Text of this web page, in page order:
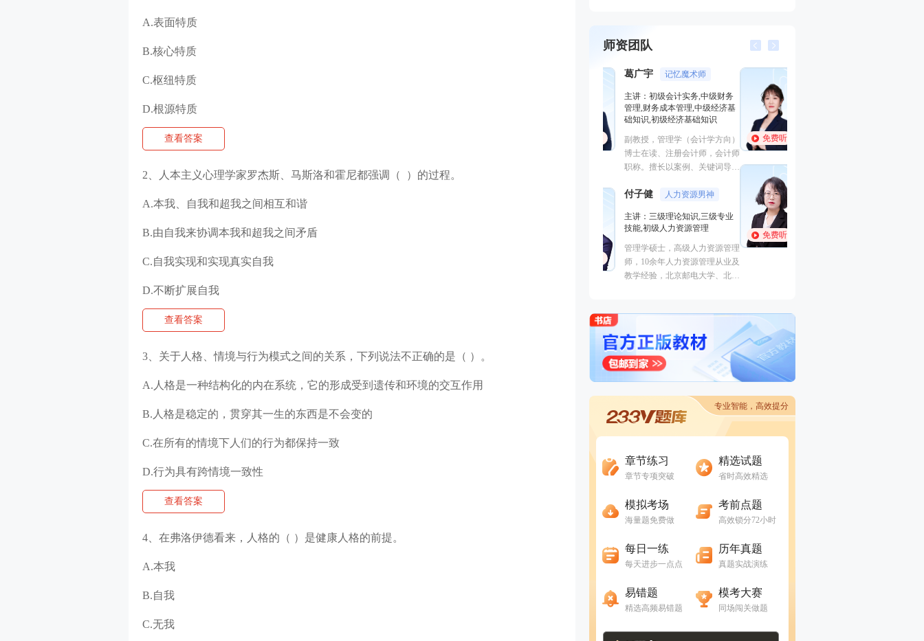
A.表面特质
B.核心特质
C.枢纽特质
D.根源特质
查看答案
2、人本主义心理学家罗杰斯、马斯洛和霍尼都强调（ ）的过程。
A.本我、自我和超我之间相互和谐
B.由自我来协调本我和超我之间矛盾
C.自我实现和实现真实自我
D.不断扩展自我
查看答案
3、关于人格、情境与行为模式之间的关系，下列说法不正确的是（ ）。
A.人格是一种结构化的内在系统，它的形成受到遗传和环境的交互作用
B.人格是稳定的，贯穿其一生的东西是不会变的
C.在所有的情境下人们的行为都保持一致
D.行为具有跨情境一致性
查看答案
4、在弗洛伊德看来，人格的（ ）是健康人格的前提。
A.本我
B.自我
C.无我
师资团队
免费听
武小唐 知名高校经济学讲师
主讲：初级金融专业
曾担任知名高校经济学、金融学
讲师。授课思路清晰、逻辑严
谨，考点讲解简明扼要直中要
点，课程讲解应试性强。
免费听
许睿 经济学硕士
主讲：初级工商管理
经济学硕士，多年行业从业经
验，善于结合行业实例讲授知识
专业智能，高效提分
章节练习
章节专项突破
精选试题
省时高效精选
模拟考场
海量题免费做
考前点题
高效锁分72小时
每日一练
每天进步一点点
历年真题
真题实战演练
易错题
精选高频易错题
模考大赛
同场闯关做题